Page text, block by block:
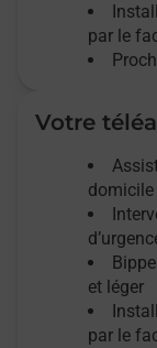
par le
Votre
domicile
et léger
par le